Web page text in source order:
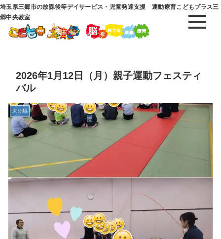
埼玉県三郷市の放課後等デイサービス・児童発達支援 運動療育こどもプラス三
郷中央教室
2026年1月12日（月）親子運動フェスティ
バル
未分類